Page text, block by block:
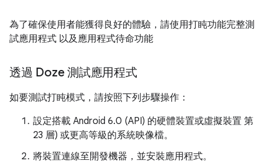
為了確保使用者能獲得良好的體驗，請使用打盹功能完整測
試應用程式 以及應用程式待命功能
透過 Doze 測試應用程式
如要測試打盹模式，請按照下列步驟操作：
設定搭載 Android 6.0 (API) 的硬體裝置或虛擬裝置 第
23 層) 或更高等級的系統映像檔。
將裝置連線至開發機器，並安裝應用程式。